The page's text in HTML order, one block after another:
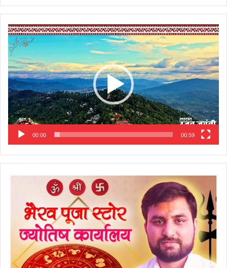
Video
Player
00:00 00:59